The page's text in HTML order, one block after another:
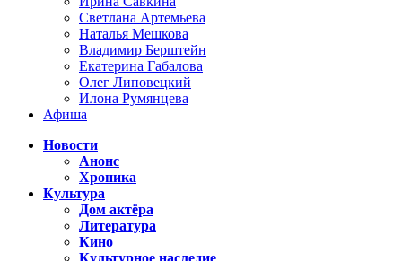
Светлана Артемьева
Наталья Мешкова
Владимир Берштейн
Екатерина Габалова
Олег Липовецкий
Илона Румянцева
Афиша
Новости
Анонс
Хроника
Культура
Дом актёра
Литература
Кино